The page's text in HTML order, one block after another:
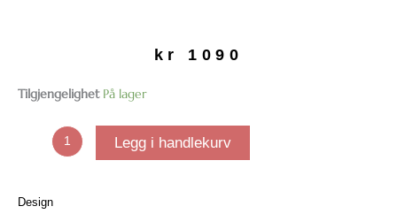
kr 1090
Tilgjengelighet På lager
Porthminster
Legg i handlekurv
Design